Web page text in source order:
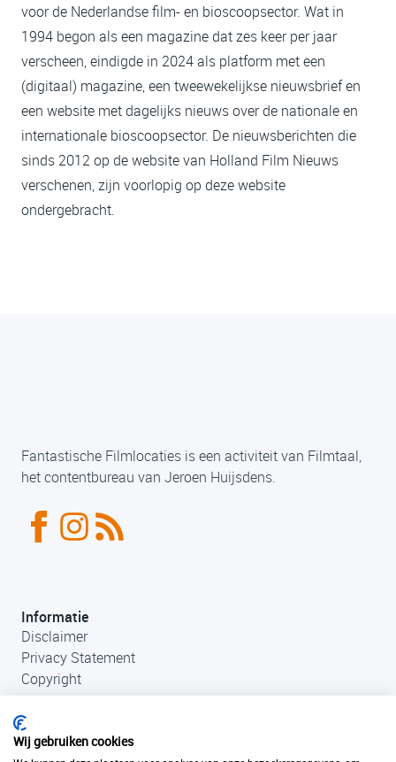
voor de Nederlandse film- en bioscoopsector. Wat in
1994 begon als een magazine dat zes keer per jaar
verscheen, eindigde in 2024 als platform met een
(digitaal) magazine, een tweewekelijkse nieuwsbrief en
een website met dagelijks nieuws over de nationale en
internationale bioscoopsector. De nieuwsberichten die
sinds 2012 op de website van Holland Film Nieuws
verschenen, zijn voorlopig op deze website
ondergebracht.
Fantastische Filmlocaties is een activiteit van Filmtaal,
het contentbureau van Jeroen Huijsdens.
Informatie
Disclaimer
Privacy Statement
Copyright
Wij gebruiken cookies